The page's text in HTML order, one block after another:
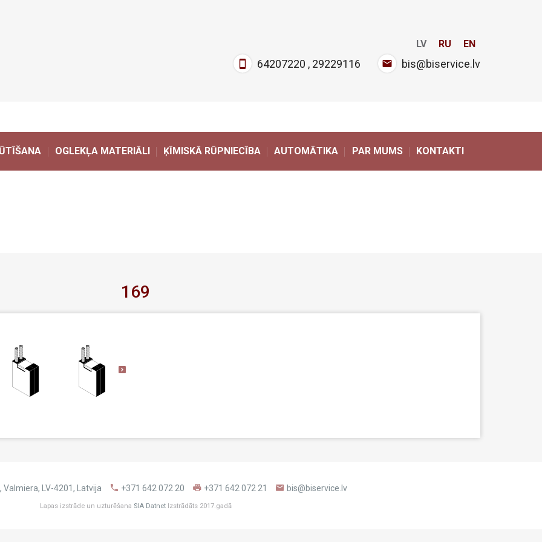
LV RU EN
64207220 , 29229116 bis@biservice.lv
OGLEKĻA MATERIĀLI ĶĪMISKĀ RŪPNIECĪBA AUTOMĀTIKA PAR MUMS KONTAKTI
169
Valmiera, LV-4201, Latvija +371 642 072 20 +371 642 072 21 bis@biservice.lv
Lapas izstrāde un uzturēšana SIA DatnetIzstrādāts 2017.gadā